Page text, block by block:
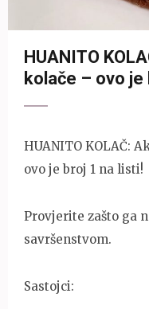
HUANITO
kolače – ovo je
HUANITO KOLAČ:
ovo je broj 1 na listi!
Provjerite zašto ga
savršenstvom.
Sastojci: